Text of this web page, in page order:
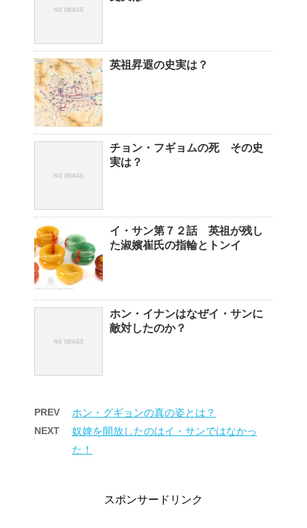
英祖昇遐の史実は？
チョン・フギョムの死 その史
実は？
イ・サン第７２話 英祖が残し
た淑嬪崔氏の指輪とトンイ
ホン・イナンはなぜイ・サンに
敵対したのか？
PREV ホン・グギョンの真の姿とは？
NEXT
奴婢を開放したのはイ・サンではなかっ
た！
スポンサードリンク